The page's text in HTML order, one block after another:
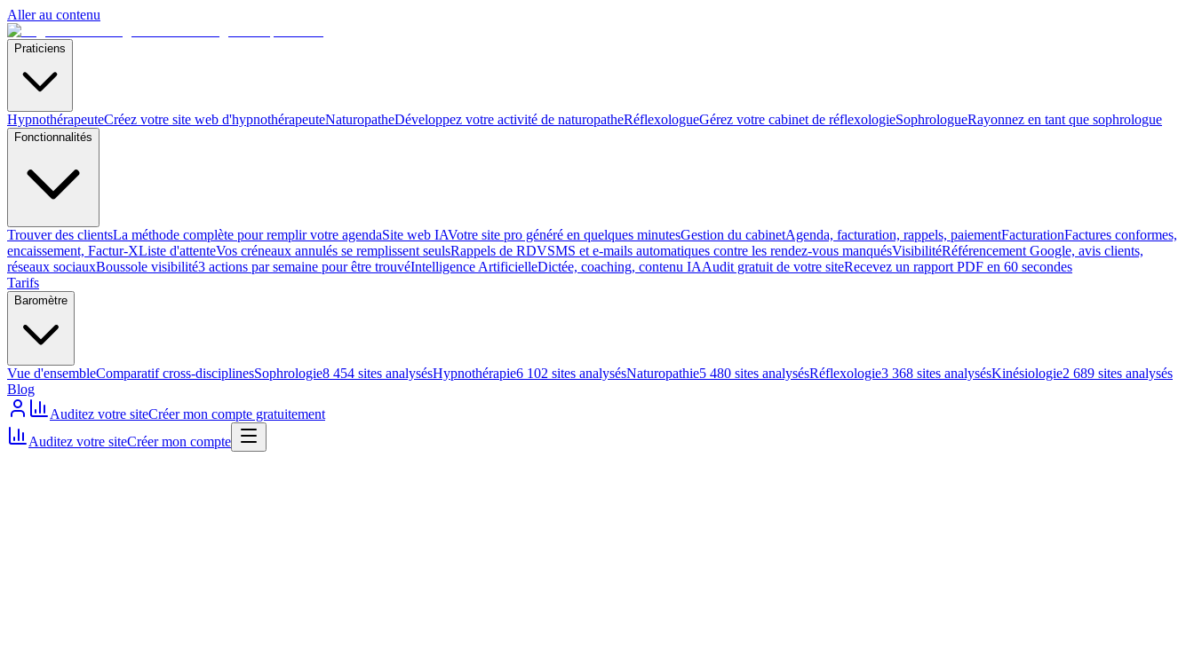
Aller au contenu
Praticiens
HypnothérapeuteCréez votre site web d'hypnothérapeuteNaturopatheDéveloppez votre activité de naturopatheRéflexologueGérez votre cabinet de réflexologieSophrologueRayonnez en tant que sophrologue
Fonctionnalités
Trouver des clientsLa méthode complète pour remplir votre agendaSite web IAVotre site pro généré en quelques minutesGestion du cabinetAgenda, facturation, rappels, paiementFacturationFactures conformes,
encaissement, Factur-XListe d'attenteVos créneaux annulés se remplissent seulsRappels de RDVSMS et e-mails automatiques contre les rendez-vous manquésVisibilitéRéférencement Google, avis clients,
réseaux sociauxBoussole visibilité3 actions par semaine pour être trouvéIntelligence ArtificielleDictée, coaching, contenu IAAudit gratuit de votre siteRecevez un rapport PDF en 60 secondes
Tarifs
Baromètre
Vue d'ensembleComparatif cross-disciplinesSophrologie8 454 sites analysésHypnothérapie6 102 sites analysésNaturopathie5 480 sites analysésRéflexologie3 368 sites analysésKinésiologie2 689 sites analysés
Blog
Auditez votre siteCréer mon compte gratuitement
Auditez votre siteCréer mon compte